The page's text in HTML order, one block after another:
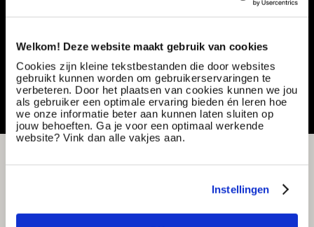
Welkom! Deze website maakt gebruik van cookies
Cookies zijn kleine tekstbestanden die door websites
gebruikt kunnen worden om gebruikerservaringen te
verbeteren. Door het plaatsen van cookies kunnen we jou
als gebruiker een optimale ervaring bieden én leren hoe
we onze informatie beter aan kunnen laten sluiten op
jouw behoeften. Ga je voor een optimaal werkende
website? Vink dan alle vakjes aan.
Instellingen
Specialisatie:
Productie & techniek
Vacature delen of bewaren